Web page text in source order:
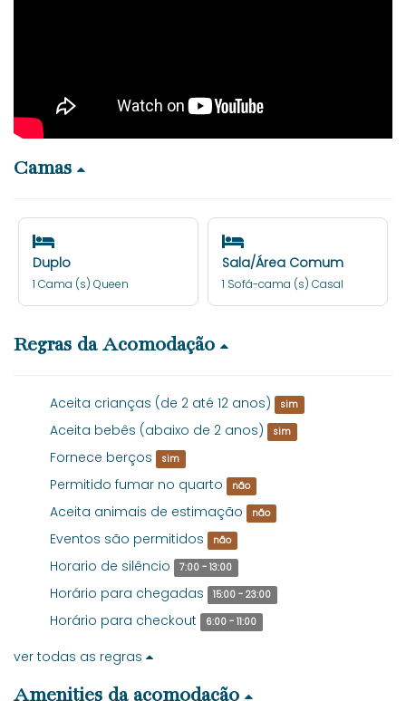
Camas
Duplo
1 Cama (s) Queen
Sala/Área Comum
1 Sofá-cama (s) Casal
Regras da Acomodação
Aceita crianças (de 2 até 12 anos) sim
Aceita bebês (abaixo de 2 anos) sim
Fornece berços sim
Permitido fumar no quarto não
Aceita animais de estimação não
Eventos são permitidos não
Horario de silêncio 7:00 - 13:00
Horário para chegadas 15:00 - 23:00
Horário para checkout 6:00 - 11:00
ver todas as regras
Amenities da acomodação